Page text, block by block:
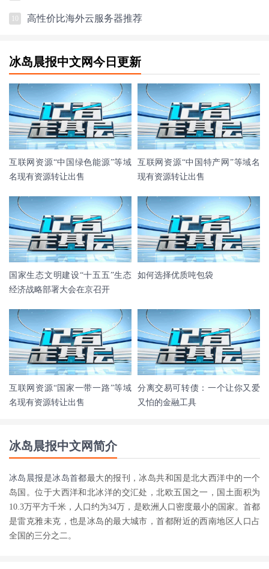
高性价比海外云服务器推荐
冰岛晨报中文网今日更新
互联网资源“中国绿色能源”等域
名现有资源转让出售
互联网资源“中国特产网”等域名
现有资源转让出售
国家生态文明建设“十五五”生态
经济战略部署大会在京召开
如何选择优质吨包袋
互联网资源“国家一带一路”等域
名现有资源转让出售
分离交易可转债：一个让你又爱
又怕的金融工具
冰岛晨报中文网简介
冰岛晨报是冰岛首都最大的报刊，冰岛共和国是北大西洋中的一个
岛国。位于大西洋和北冰洋的交汇处，北欧五国之一，国土面积为
10.3万平方千米，人口约为34万，是欧洲人口密度最小的国家。首都
是雷克雅未克，也是冰岛的最大城市，首都附近的西南地区人口占
全国的三分之二。